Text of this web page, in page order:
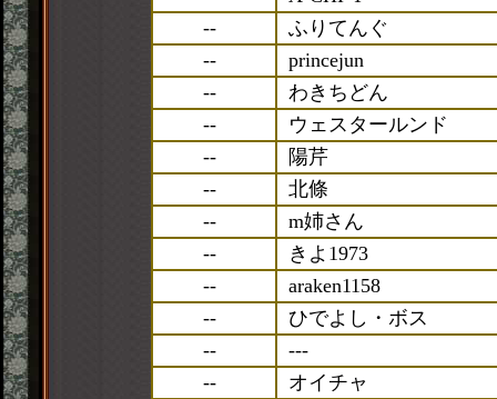
--
ふりてんぐ
--
princejun
--
わきちどん
--
ウェスタールンド
--
陽芹
--
北條
--
m姉さん
--
きよ1973
--
araken1158
--
ひでよし・ボス
--
---
--
オイチャ